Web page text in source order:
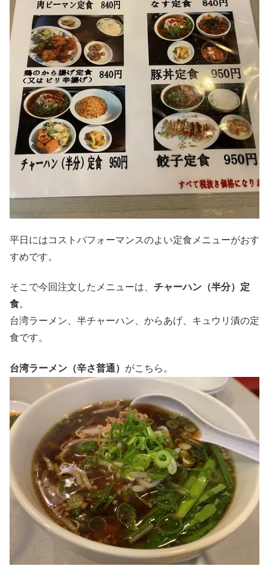
平日にはコストパフォーマンスのよい定食メニューがおす
すめです。
そこで今回注文したメニューは、 チャーハン（半分）定
食。
台湾ラーメン、半チャーハン、からあげ、キュウリ漬の定
食です。
台湾ラーメン（辛さ普通） がこちら。